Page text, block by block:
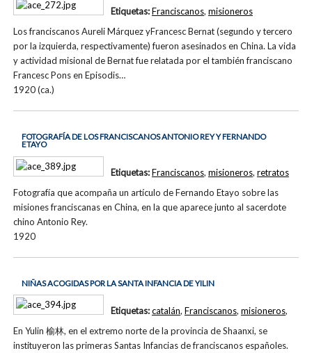
Los franciscanos Aureli Márquez yFrancesc Bernat (segundo y tercero
por la izquierda, respectivamente) fueron asesinados en China. La vida
y actividad misional de Bernat fue relatada por el también franciscano
Francesc Pons en Episodis…
1920 (ca.)
Etiquetas:Franciscanos, misioneros
FOTOGRAFÍA DE LOS FRANCISCANOS ANTONIO REY Y FERNANDO
ETAYO
Fotografía que acompaña un artículo de Fernando Etayo sobre las
misiones franciscanas en China, en la que aparece junto al sacerdote
chino Antonio Rey.
1920
Etiquetas:Franciscanos, misioneros, retratos
NIÑAS ACOGIDAS POR LA SANTA INFANCIA DE YILIN
En Yulin 榆林, en el extremo norte de la provincia de Shaanxi, se
instituyeron las primeras Santas Infancias de franciscanos españoles.
Etiquetas:catalán, Franciscanos, misioneros,